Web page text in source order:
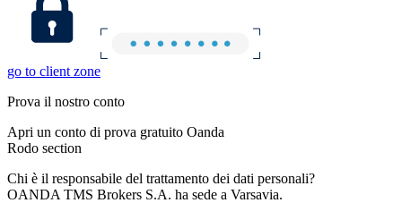
go to client zone
Prova il nostro conto
Apri un conto di prova gratuito Oanda
Rodo section
Chi è il responsabile del trattamento dei dati personali?
OANDA TMS Brokers S.A. ha sede a Varsavia.